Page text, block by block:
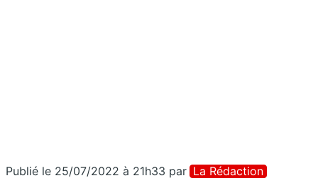
Publié le 25/07/2022 à 21h33 par La Rédaction